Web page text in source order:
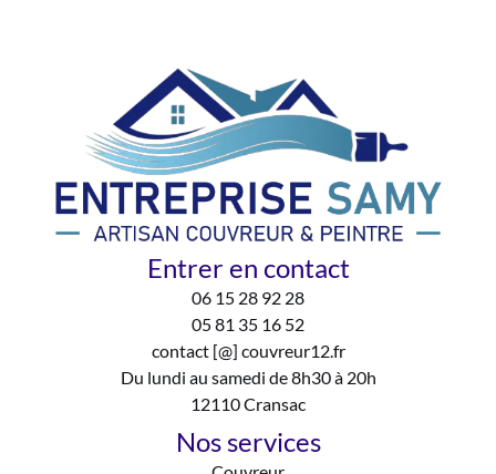
Entrer en contact
06 15 28 92 28
05 81 35 16 52
contact [@] couvreur12.fr
Du lundi au samedi de 8h30 à 20h
12110 Cransac
Nos services